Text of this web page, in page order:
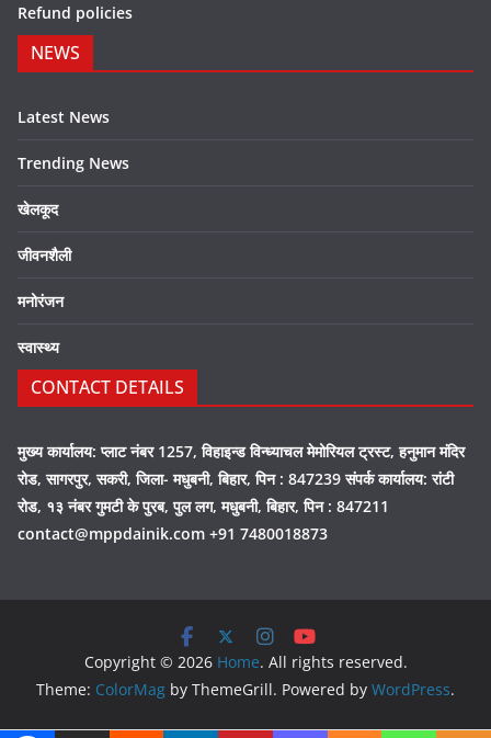
Refund policies
NEWS
Latest News
Trending News
खेलकूद
जीवनशैली
मनोरंजन
स्वास्थ्य
CONTACT DETAILS
मुख्य कार्यालय: प्लाट नंबर 1257, विहाइन्ड विन्ध्याचल मेमोरियल ट्रस्ट, हनुमान मंदिर
रोड, सागरपुर, सकरी, जिला- मधुबनी, बिहार, पिन : 847239 संपर्क कार्यालय: रांटी
रोड, १३ नंबर गुमटी के पुरब, पुल लग, मधुबनी, बिहार, पिन : 847211
contact@mppdainik.com +91 7480018873
Copyright © 2026 Home. All rights reserved.
Theme: ColorMag by ThemeGrill. Powered by WordPress.